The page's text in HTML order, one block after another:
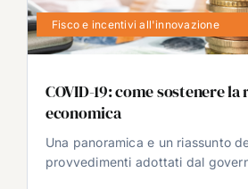
Fisco e incentivi all'innovazione
COVID-19: come sostenere la
economica
Una panoramica e un riassunto
provvedimenti adottati dal